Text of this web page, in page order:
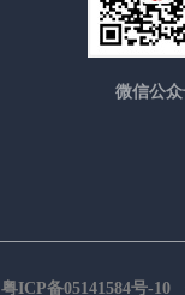
微信公众
粤ICP备05141584号-10